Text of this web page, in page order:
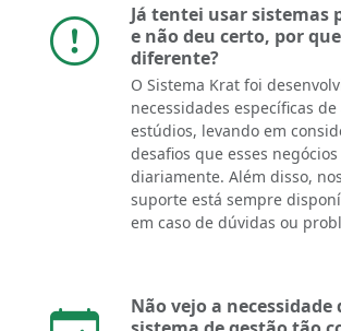
Já tentei usar sistemas
e não deu certo, por
diferente?
O Sistema Krat foi
necessidades específicas
estúdios, levando em
desafios que esses
diariamente. Além disso,
suporte está sempre
em caso de dúvidas ou
Não vejo a necessidade